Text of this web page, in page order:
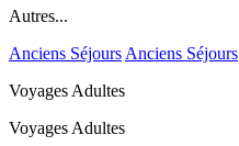
Autres...
Anciens Séjours Anciens Séjours
Voyages Adultes
Voyages Adultes